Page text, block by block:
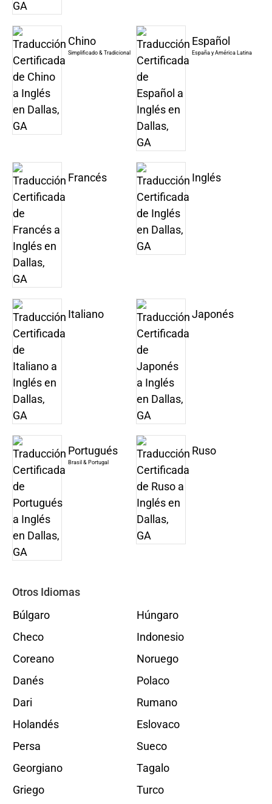
Chino
Simplificado & Tradicional
Español
España y América Latina
Francés Inglés
Italiano Japonés
Portugués
Brasil & Portugal
Ruso
Otros Idiomas
Búlgaro
Checo
Coreano
Danés
Dari
Holandés
Persa
Georgiano
Griego
Húngaro
Indonesio
Noruego
Polaco
Rumano
Eslovaco
Sueco
Tagalo
Turco